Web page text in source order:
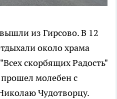
из Гирсово. В 12
около храма
скорбящих Радость"
прошел молебен с
Чудотворцу.